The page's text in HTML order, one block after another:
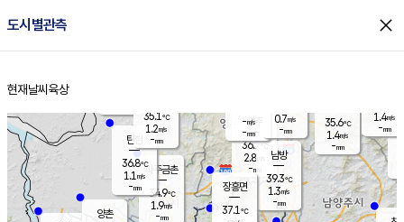
도시별관측 close
홈
현재날씨 육상
양주
36.7℃
2.8
-mm
파주금촌
34.9℃
1.9m/s
-mm
35.6℃
1.4m/s
-mm
탄현
36.8℃
1.1 m/s
-mm
1.4m/s
-mm
양촌
남방
39.3℃
1.3m/s
-mm
장흥면
37.1℃
-m/s
-mm
35.1℃
1.2m/s
-mm
0.7m/s
-mm